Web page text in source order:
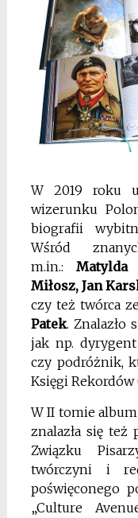
W 2019 roku
wizerunku
biografii
Wśród
m.in.:
Miłosz, Jan
czy też twórca
Patek. Znalazło
jak np.
czy podróżnik,
Księgi Rekordów
W II tomie
znalazła się też
Związku
twórczyni i
poświęconego
„Culture